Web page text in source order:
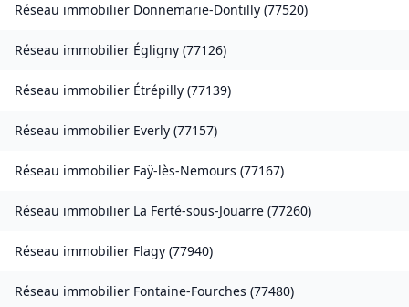
Réseau immobilier Donnemarie-Dontilly (77520)
Réseau immobilier Égligny (77126)
Réseau immobilier Étrépilly (77139)
Réseau immobilier Everly (77157)
Réseau immobilier Faÿ-lès-Nemours (77167)
Réseau immobilier La Ferté-sous-Jouarre (77260)
Réseau immobilier Flagy (77940)
Réseau immobilier Fontaine-Fourches (77480)